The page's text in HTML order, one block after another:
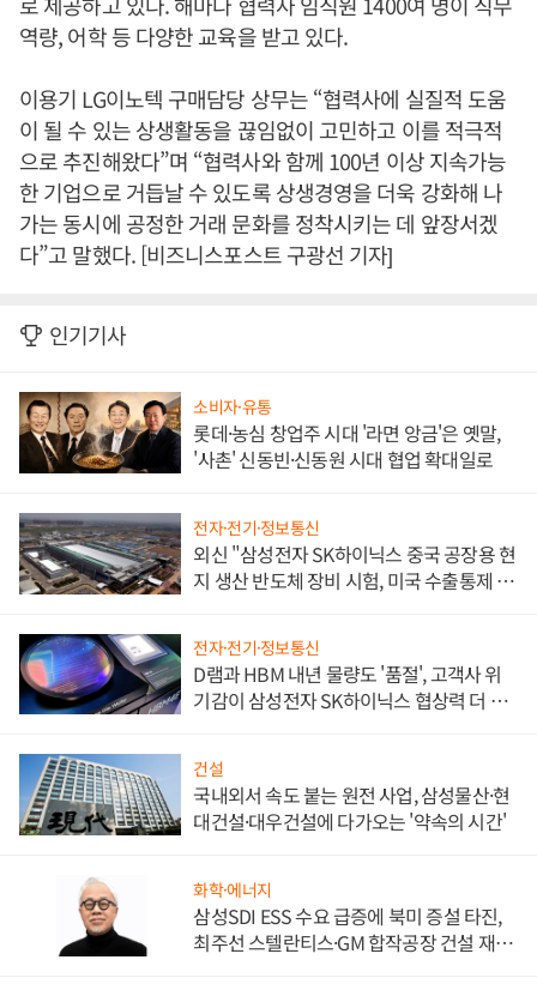
역량, 어학 등 다양한 교육을 받고 있다.
이용기 LG이노텍 구매담당 상무는 “협력사에 실질적 도움
이 될 수 있는 상생활동을 끊임없이 고민하고 이를 적극적
으로 추진해왔다”며 “협력사와 함께 100년 이상 지속가능
한 기업으로 거듭날 수 있도록 상생경영을 더욱 강화해 나
가는 동시에 공정한 거래 문화를 정착시키는 데 앞장서겠
다”고 말했다. [비즈니스포스트 구광선 기자]
인기기사
소비자·유통
롯데·농심 창업주 시대 '라면 앙금'은 옛말,
'사촌' 신동빈·신동원 시대 협업 확대일로
전자·전기·정보통신
외신 "삼성전자 SK하이닉스 중국 공장용 현
지 생산 반도체 장비 시험, 미국 수출통제 대
전자·전기·정보통신
D램과 HBM 내년 물량도 '품절', 고객사 위
기감이 삼성전자 SK하이닉스 협상력 더 키
건설
국내외서 속도 붙는 원전 사업, 삼성물산·현
대건설·대우건설에 다가오는 '약속의 시간'
화학·에너지
삼성SDI ESS 수요 급증에 북미 증설 타진,
최주선 스텔란티스·GM 합작공장 건설 재추